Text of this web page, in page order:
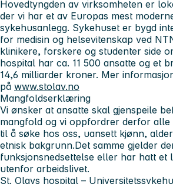
Hovedtyngden av virksomheten er
der vi har et av Europas mest
sykehusanlegg. Sykehuset er bygd
for medisin og helsevitenskap ved
klinikere, forskere og studenter side
hospital har ca. 11 500 ansatte og et
14,6 milliarder kroner. Mer
på www.stolav.no
Mangfoldserklæring
Vi ønsker at ansatte skal gjenspeile
mangfold og vi oppfordrer derfor alle
til å søke hos oss, uansett kjønn,
etnisk bakgrunn.Det samme gjelder
funksjonsnedsettelse eller har hatt et
utenfor arbeidslivet.
St. Olavs hospital –